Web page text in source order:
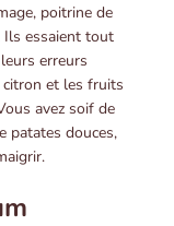
poitrine de
Ils essaient tout
erreurs
citron et les fruits
avez soif de
patates douces,